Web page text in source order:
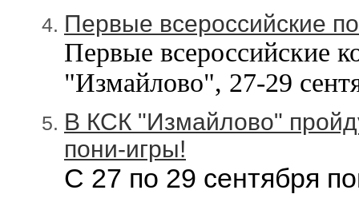
Первые всероссийские
Первые всероссийские
"Измайлово", 27-29
В КСК "Измайлово"
пони-игры!
С 27 по 29 сентября